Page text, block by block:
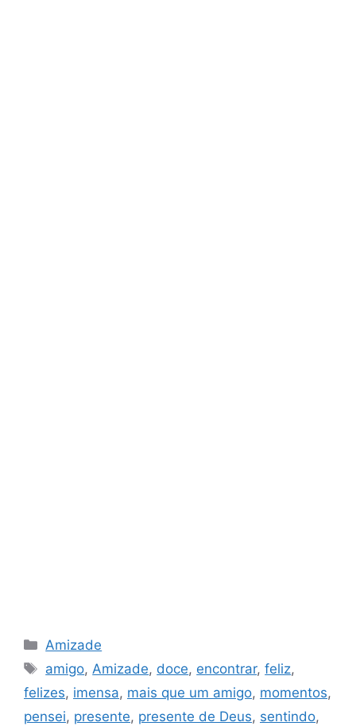
Categorias
Amizade
Tags
amigo, Amizade, doce, encontrar,feliz,
felizes, imensa, mais que um amigo, momentos,
pensei, presente, presente de Deus, sentindo,